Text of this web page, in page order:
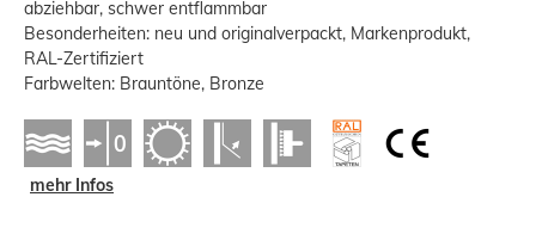
abziehbar, schwer entflammbar
Besonderheiten: neu und originalverpackt, Markenprodukt,
RAL-Zertifiziert
Farbwelten: Brauntöne, Bronze
mehr Infos